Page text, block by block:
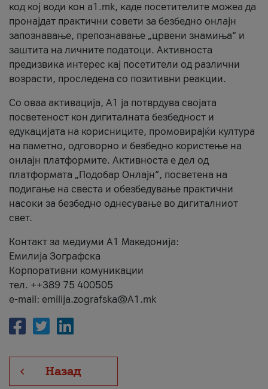
код кој води кон a1.mk, каде посетителите можеа да
пронајдат практични совети за безбедно онлајн
запознавање, препознавање „црвени знамиња“ и
заштита на личните податоци. Активноста
предизвика интерес кај посетители од различни
возрасти, проследена со позитивни реакции.
Со оваа активација, А1 ја потврдува својата
посветеност кон дигиталната безбедност и
едукацијата на корисниците, промовирајќи култура
на паметно, одговорно и безбедно користење на
онлајн платформите. Активноста е дел од
платформата „Подобар Онлајн“, посветена на
подигање на свеста и обезбедување практични
насоки за безбедно однесување во дигиталниот
свет.
Контакт за медиуми А1 Македонија:
Емилија Зографска
Корпоративни комуникации
тел. ++389 75 400505
e-mail: emilija.zografska@A1.mk
Назад